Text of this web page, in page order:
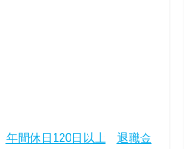
年間休日120日以上
退職金